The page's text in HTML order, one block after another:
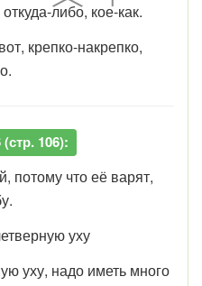
откуда-либо, кое-как.
крепко-накрепко,
106):
потому что её варят,
уху
уху, надо иметь много